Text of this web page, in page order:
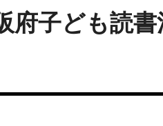
府子ども読